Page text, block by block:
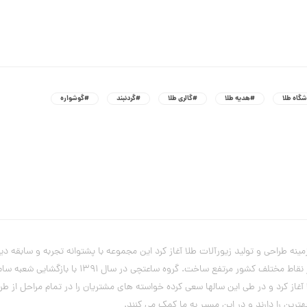
طلا #هدیه طلا #گالری طلا #گردنبند #گوشواره
آقای علی ساعتچی از سال 1382فعالیت خود را در زمینه طراحی و تولید زیورآلات طلا آغاز کرد این
این صنف پیدا کرد و با تولید ملی نیازهای
کرد و در طی این سالها سعی کرده خواسته های مشتریان را در تمام مراحل